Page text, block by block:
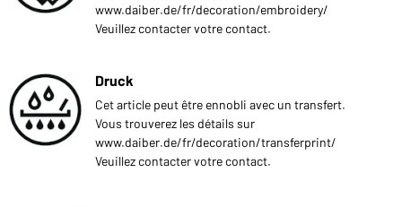
www.daiber.de/fr/decoration/embroidery/
Veuillez contacter votre contact.
Druck
Cet article peut être ennobli avec un transfert.
Vous trouverez les détails sur
www.daiber.de/fr/decoration/transferprint/
Veuillez contacter votre contact.